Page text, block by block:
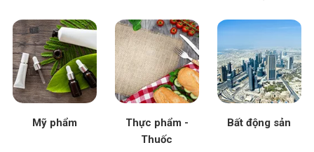
Mỹ phẩm
Thực phẩm -
Thuốc
Bất động sản